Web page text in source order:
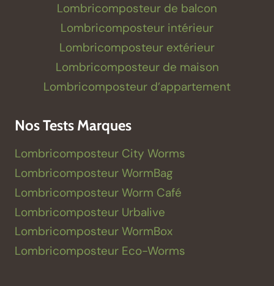
Lombricomposteur de balcon
Lombricomposteur intérieur
Lombricomposteur extérieur
Lombricomposteur de maison
Lombricomposteur d’appartement
Nos Tests Marques
Lombricomposteur City Worms
Lombricomposteur WormBag
Lombricomposteur Worm Café
Lombricomposteur Urbalive
Lombricomposteur WormBox
Lombricomposteur Eco-Worms